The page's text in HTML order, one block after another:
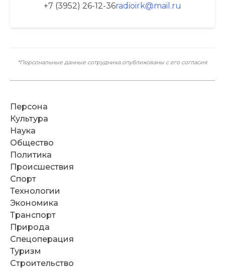
+7 (3952) 26-12-36radioirk@mail.ru
*Персональные данные сотрудника опубликованы с его согласия
Персона
Культура
Наука
Общество
Политика
Происшествия
Спорт
Технологии
Экономика
Транспорт
Природа
Спецоперация
Туризм
Строительство